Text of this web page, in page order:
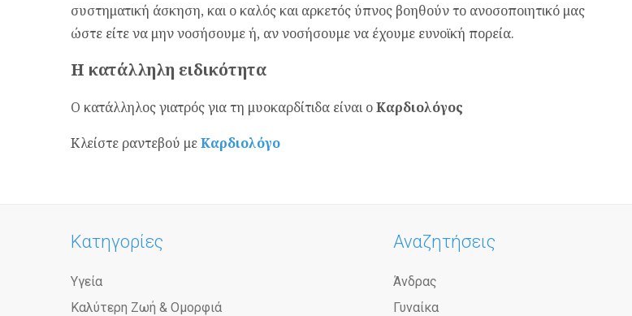
συστηματική άσκηση, και ο καλός και αρκετός ύπνος βοηθούν το ανοσοποιητικό μας
ώστε είτε να μην νοσήσουμε ή, αν νοσήσουμε να έχουμε ευνοϊκή πορεία.
Η κατάλληλη ειδικότητα
Ο κατάλληλος γιατρός για τη μυοκαρδίτιδα είναι οΚαρδιολόγος
Κλείστε ραντεβού μεΚαρδιολόγο
Κατηγορίες
Υγεία
Καλύτερη Ζωή & Ομορφιά
Αναζητήσεις
Άνδρας
Γυναίκα